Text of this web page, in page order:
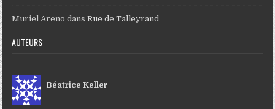
Muriel Areno dansRue de Talleyrand
AUTEURS
Béatrice Keller